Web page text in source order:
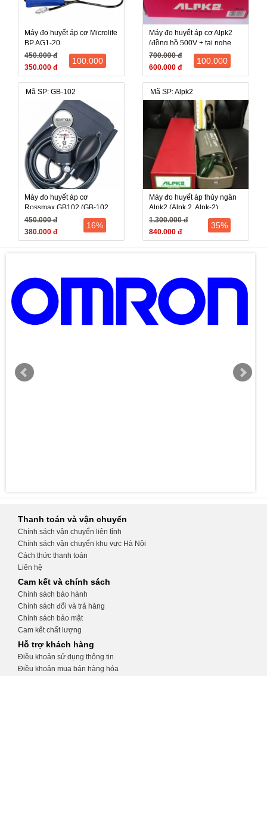
Máy đo huyết áp cơ Microlife
BP AG1-20
450.000 đ
350.000 đ
100.000
Máy đo huyết áp cơ Alpk2
(đồng hồ 500V + tai nghe
FT-801) Nhật Bản chính
hãng
700.000 đ
600.000 đ
100.000
Mã SP: GB-102
Máy đo huyết áp cơ
Rossmax GB102 (GB-102,
GB 102)
450.000 đ
380.000 đ
16%
Mã SP: Alpk2
Máy đo huyết áp thủy ngân
Alpk2 (Alpk 2, Alpk-2)
1.300.000 đ
840.000 đ
35%
Thanh toán và vận chuyển
Chính sách vận chuyển liên tỉnh
Chính sách vận chuyển khu vực Hà Nội
Cách thức thanh toán
Liên hệ
Cam kết và chính sách
Chính sách bảo hành
Chính sách đổi và trả hàng
Chính sách bảo mật
Cam kết chất lượng
Hỗ trợ khách hàng
Điều khoản sử dụng thông tin
Điều khoản mua bán hàng hóa